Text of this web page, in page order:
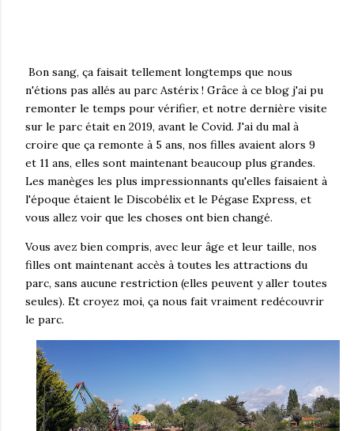
Bon sang, ça faisait tellement longtemps que nous
n'étions pas allés au parc Astérix ! Grâce à ce blog j'ai pu
remonter le temps pour vérifier, et notre dernière visite
sur le parc était en 2019, avant le Covid. J'ai du mal à
croire que ça remonte à 5 ans, nos filles avaient alors 9
et 11 ans, elles sont maintenant beaucoup plus grandes.
Les manèges les plus impressionnants qu'elles faisaient à
l'époque étaient le Discobélix et le Pégase Express, et
vous allez voir que les choses ont bien changé.
Vous avez bien compris, avec leur âge et leur taille, nos
filles ont maintenant accès à toutes les attractions du
parc, sans aucune restriction (elles peuvent y aller toutes
seules). Et croyez moi, ça nous fait vraiment redécouvrir
le parc.